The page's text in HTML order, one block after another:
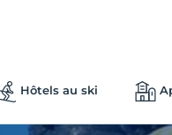
Hôtels au ski